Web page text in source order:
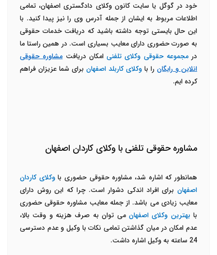
خود در گوگل یا سایت کانون وکلای دادگستری اصفهان، تمامی
اطلاعات مربوط به ایشان از جمله آدرس وی را نیز پیدا کنید. با
این حال بایستی توجه داشته باشید که دریافت خدمات حقوقی
به صورت حضوری دارای معایب بسیاری است. در همین راستا ما
درمجموعه حقوقی وکلای تلفنی امکان دریافتمشاوره حقوقی
انلاین و رایگان را با وکلای کاربلد اصفهان برای شما عزیزان فراهم
کرده ایم.
مشاوره حقوقی تلفنی با وکلای کاردان اصفهان
همانطور که اشاره شد، مشاوره حقوقی حضوری باوکلای کاردان
اصفهان برای افراد اندکی دشوار است. چرا که این روش دارای
معایب زیادی می باشد. از جمله معایب مشاوره حقوقی حضوری
با بهترین وکلای اصفهان می توان به صرف هزینه و وقت بالا،
عدم امکان در میان گذاشتن تمامی نکات با وکیل و عدم دسترسی
24 ساعته به وکیل اشاره داشت.